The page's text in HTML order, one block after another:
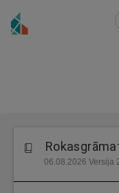
06.08.2026 Versija